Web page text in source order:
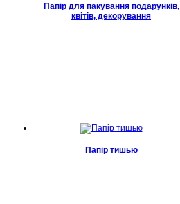
Папір для пакування подарунків,
квітів, декорування
Папір тишью